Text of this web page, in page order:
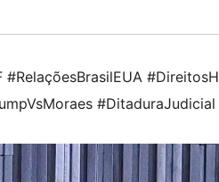
#DitaduraJudicial